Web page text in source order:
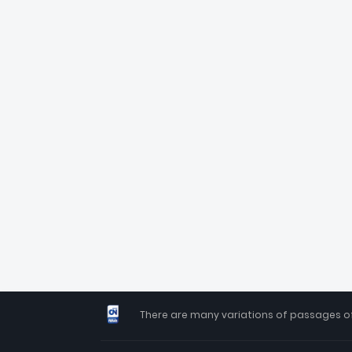
There are many variations of passages